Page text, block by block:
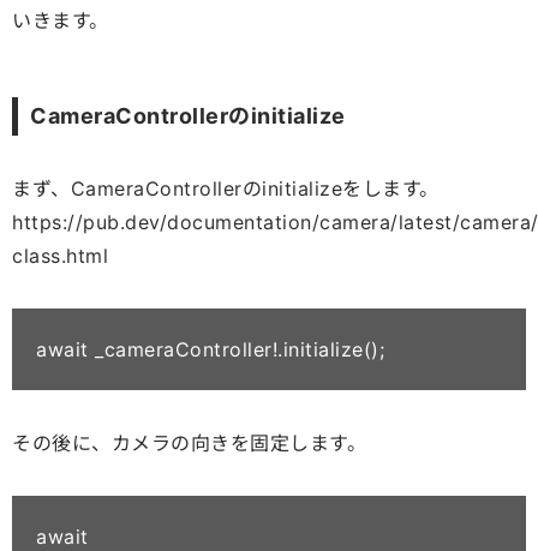
いきます。
CameraControllerのinitialize
まず、CameraControllerのinitializeをします。
https://pub.dev/documentation/camera/latest/
class.html
await _cameraController!.initialize();
その後に、カメラの向きを固定します。
await